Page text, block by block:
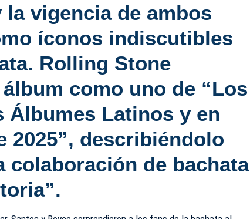
la vigencia de ambos
íconos indiscutibles
Rolling Stone
como uno de “Los
Álbumes Latinos y en
2025”, describiéndolo
colaboración de bachata